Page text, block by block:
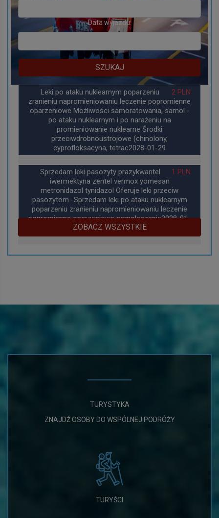
Data wyjazdu:
SZUKAJ
2 PLN
Leki po ataku nuklearnym poparzeniu
zranieniu napromieniowaniu leczenie popromienne
oparzeniowe Możliwości samoratowania, samol -
po ataku nuklearnym i po narażeniu na
promieniowanie nuklearne Środki
przeciwdrobnoustrojowe (chinolony,
cyprofloksacyna, tetrac2028-01-29
1 PLN
Sprzedam leki pasozyty prazykwantel
iwermektyna zentel vermox yomesan
metronidazol tynidazol Oferuje leki przeciw
pasozytom -Sprzedam leki po ataku nuklearnym
poparzeniu zranieniu napromieniowaniu leczenie
popromienne oparzeniowe samoleczenie2028-01-
29
ZOBACZ WSZYSTKIE
TURYSTYKA
ZNAJDŹ OSOBY DO WSPÓLNEJ PODRÓŻY
TURYŚCI